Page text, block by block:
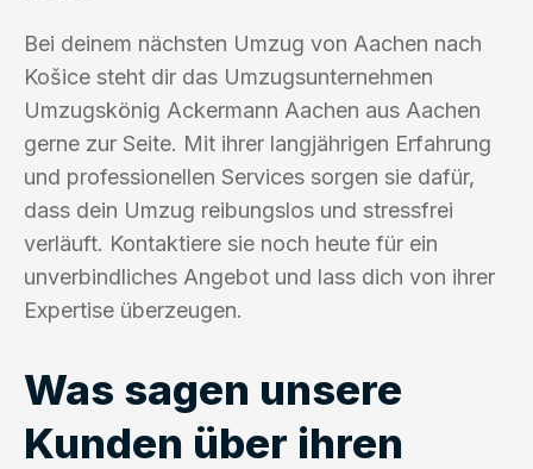
Bei deinem nächsten Umzug von Aachen nach
Košice steht dir das Umzugsunternehmen
Umzugskönig Ackermann Aachen aus Aachen
gerne zur Seite. Mit ihrer langjährigen Erfahrung
und professionellen Services sorgen sie dafür,
dass dein Umzug reibungslos und stressfrei
verläuft. Kontaktiere sie noch heute für ein
unverbindliches Angebot und lass dich von ihrer
Expertise überzeugen.
Was sagen unsere
Kunden über ihren